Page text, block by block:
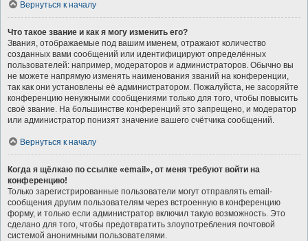
Вернуться к началу
Что такое звание и как я могу изменить его?
Звания, отображаемые под вашим именем, отражают количество
созданных вами сообщений или идентифицируют определённых
пользователей: например, модераторов и администраторов. Обычно вы
не можете напрямую изменять наименования званий на конференции,
так как они установлены её администратором. Пожалуйста, не засоряйте
конференцию ненужными сообщениями только для того, чтобы повысить
своё звание. На большинстве конференций это запрещено, и модератор
или администратор понизят значение вашего счётчика сообщений.
Вернуться к началу
Когда я щёлкаю по ссылке «email», от меня требуют войти на
конференцию!
Только зарегистрированные пользователи могут отправлять email-
сообщения другим пользователям через встроенную в конференцию
форму, и только если администратор включил такую возможность. Это
сделано для того, чтобы предотвратить злоупотребления почтовой
системой анонимными пользователями.